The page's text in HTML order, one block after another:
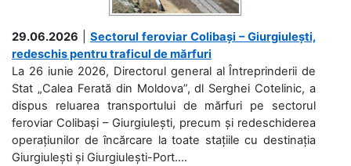
29.06.2026
Sectorul feroviar Colibași – Giurgiulești,
redeschis pentru traficul de mărfuri
La 26 iunie 2026, Directorul general al Întreprinderii de
Stat „Calea Ferată din Moldova”, dl Serghei Cotelinic, a
dispus reluarea transportului de mărfuri pe sectorul
feroviar Colibași – Giurgiulești, precum și redeschiderea
operațiunilor de încărcare la toate stațiile cu destinația
Giurgiulești și Giurgiulești-Port....